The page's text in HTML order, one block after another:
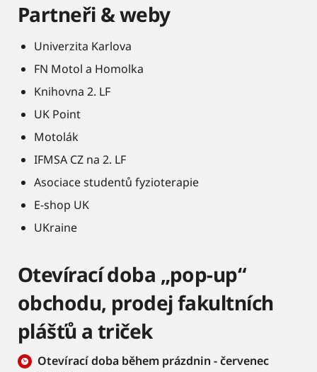
Partneři & weby
Univerzita Karlova
FN Motol a Homolka
Knihovna 2. LF
UK Point
Motolák
IFMSA CZ na 2. LF
Asociace studentů fyzioterapie
E-shop UK
UKraine
Otevírací doba „pop-up“
obchodu, prodej fakultních
plášťů a triček
Otevírací doba během prázdnin - červenec